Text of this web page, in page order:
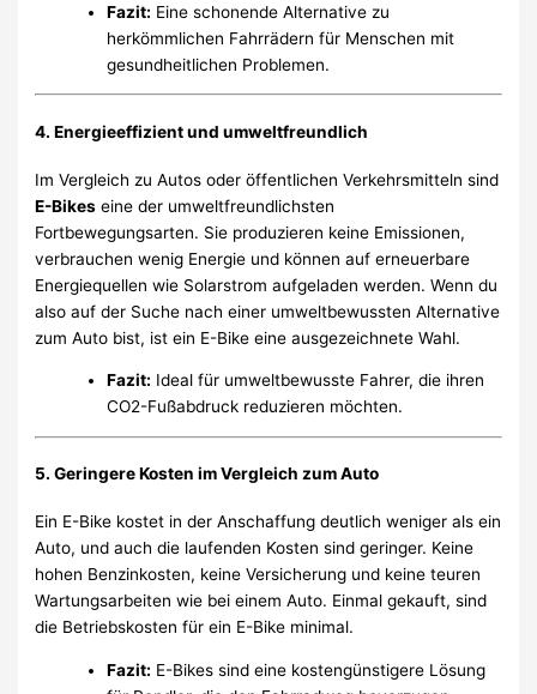
Fazit: Eine schonende Alternative zu
herkömmlichen Fahrrädern für Menschen mit
gesundheitlichen Problemen.
4.Energieeffizient und umweltfreundlich
Im Vergleich zu Autos oder öffentlichen Verkehrsmitteln sind
E-Bikes eine der umweltfreundlichsten
Fortbewegungsarten. Sie produzieren keine Emissionen,
verbrauchen wenig Energie und können auf erneuerbare
Energiequellen wie Solarstrom aufgeladen werden. Wenn du
also auf der Suche nach einer umweltbewussten Alternative
zum Auto bist, ist ein E-Bike eine ausgezeichnete Wahl.
Fazit: Ideal für umweltbewusste Fahrer, die ihren
CO2-Fußabdruck reduzieren möchten.
5.Geringere Kosten im Vergleich zum Auto
Ein E-Bike kostet in der Anschaffung deutlich weniger als ein
Auto, und auch die laufenden Kosten sind geringer. Keine
hohen Benzinkosten, keine Versicherung und keine teuren
Wartungsarbeiten wie bei einem Auto. Einmal gekauft, sind
die Betriebskosten für ein E-Bike minimal.
Fazit: E-Bikes sind eine kostengünstigere Lösung